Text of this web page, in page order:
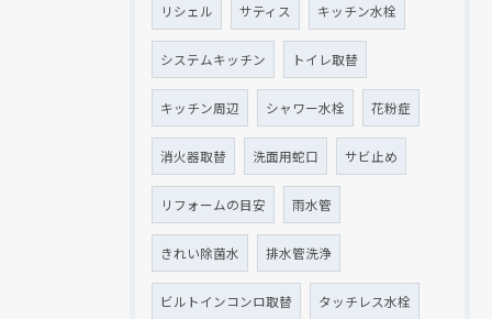
リシェル サティス キッチン水栓
システムキッチン トイレ取替
キッチン周辺 シャワー水栓 花粉症
消火器取替 洗面用蛇口 サビ止め
リフォームの目安 雨水管
きれい除菌水 排水管洗浄
ビルトインコンロ取替 タッチレス水栓